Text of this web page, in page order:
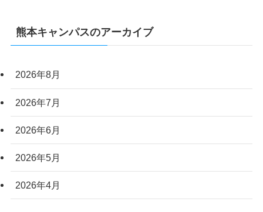
熊本キャンパスのアーカイブ
2026年8月
2026年7月
2026年6月
2026年5月
2026年4月